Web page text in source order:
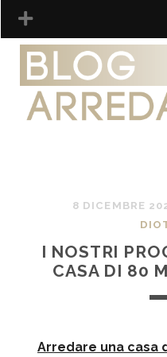
8 DICEMBRE
I NOSTRI
CASA DI 80
Arredare una casa